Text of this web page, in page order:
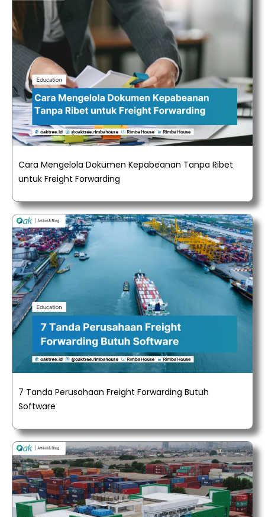
Cara Mengelola Dokumen Kepabeanan Tanpa Ribet
untuk Freight Forwarding
7 Tanda Perusahaan Freight Forwarding Butuh
Software